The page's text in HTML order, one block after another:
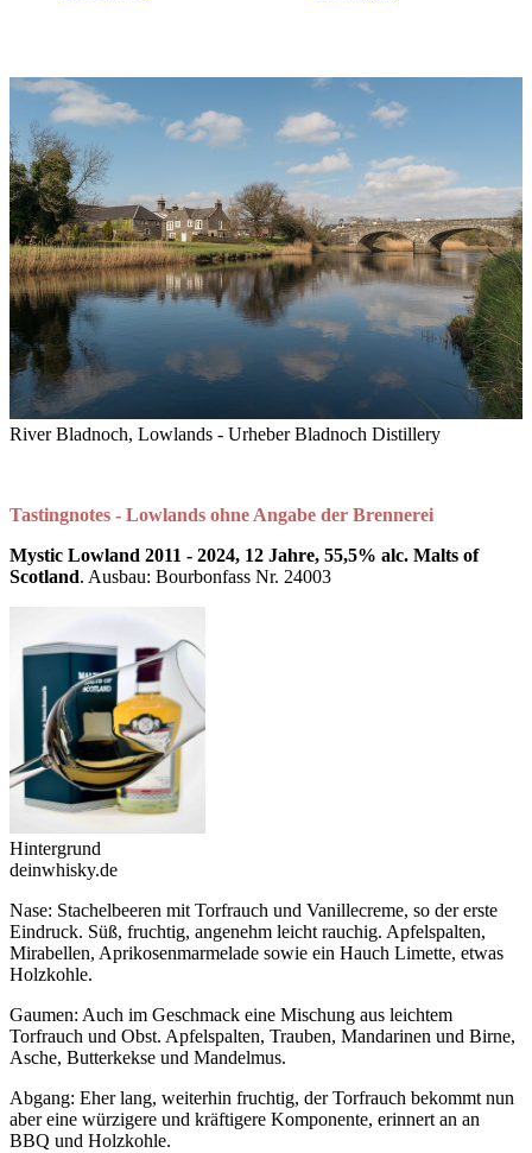
River Bladnoch, Lowlands - Urheber Bladnoch Distillery
Tastingnotes - Lowlands ohne Angabe der Brennerei
Mystic Lowland 2011 - 2024, 12 Jahre, 55,5% alc. Malts of
Scotland. Ausbau: Bourbonfass Nr. 24003
Hintergrund
deinwhisky.de
Nase: Stachelbeeren mit Torfrauch und Vanillecreme, so der erste
Eindruck. Süß, fruchtig, angenehm leicht rauchig. Apfelspalten,
Mirabellen, Aprikosenmarmelade sowie ein Hauch Limette, etwas
Holzkohle.
Gaumen: Auch im Geschmack eine Mischung aus leichtem
Torfrauch und Obst. Apfelspalten, Trauben, Mandarinen und Birne,
Asche, Butterkekse und Mandelmus.
Abgang: Eher lang, weiterhin fruchtig, der Torfrauch bekommt nun
aber eine würzigere und kräftigere Komponente, erinnert an an
BBQ und Holzkohle.